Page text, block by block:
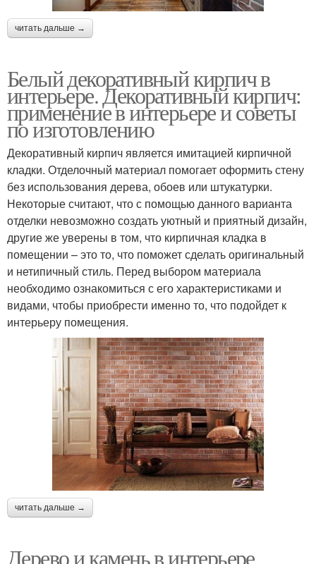
читать дальше →
Белый декоративный кирпич в
интерьере. Декоративный кирпич:
применение в интерьере и советы
по изготовлению
Декоративный кирпич является имитацией кирпичной
кладки. Отделочный материал помогает оформить стену
без использования дерева, обоев или штукатурки.
Некоторые считают, что с помощью данного варианта
отделки невозможно создать уютный и приятный дизайн,
другие же уверены в том, что кирпичная кладка в
помещении – это то, что поможет сделать оригинальный
и нетипичный стиль. Перед выбором материала
необходимо ознакомиться с его характеристиками и
видами, чтобы приобрести именно то, что подойдет к
интерьеру помещения.
читать дальше →
Дерево и камень в интерьере